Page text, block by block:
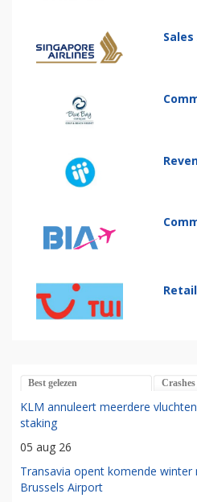
Best gelezen Crashes
KLM annuleert meerdere
staking
05 aug 26
Transavia opent komende
Brussels Airport